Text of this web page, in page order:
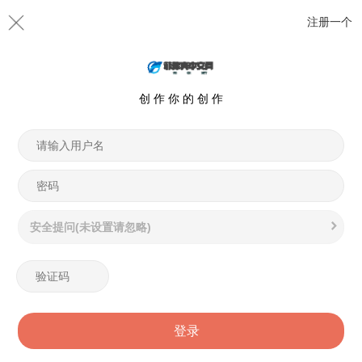
注册一个
创 作 你 的 创 作
安全提问(未设置请忽略)
登录